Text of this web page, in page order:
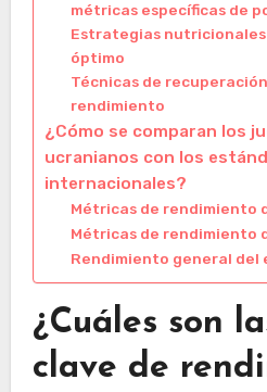
métricas específicas de
Estrategias
óptimo
Técnicas de
rendimiento
¿Cómo se comparan los
ucranianos con los
internacionales?
Métricas de rendimiento
Métricas de rendimiento
Rendimiento general del
¿Cuáles son
clave de